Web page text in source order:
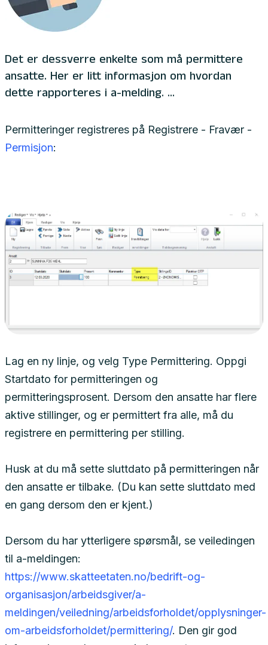
Det er dessverre enkelte som må permittere
ansatte. Her er litt informasjon om hvordan
dette rapporteres i a-melding. ...
Permitteringer registreres på Registrere - Fravær -
Permisjon:
Lag en ny linje, og velg Type Permittering. Oppgi
Startdato for permitteringen og
permitteringsprosent. Dersom den ansatte har flere
aktive stillinger, og er permittert fra alle, må du
registrere en permittering per stilling.
Husk at du må sette sluttdato på permitteringen når
den ansatte er tilbake. (Du kan sette sluttdato med
en gang dersom den er kjent.)
Dersom du har ytterligere spørsmål, se veiledingen
til a-meldingen:
https://www.skatteetaten.no/bedrift-og-
organisasjon/arbeidsgiver/a-
meldingen/veiledning/arbeidsforholdet/opplysninger-
om-arbeidsforholdet/permittering/. Den gir god